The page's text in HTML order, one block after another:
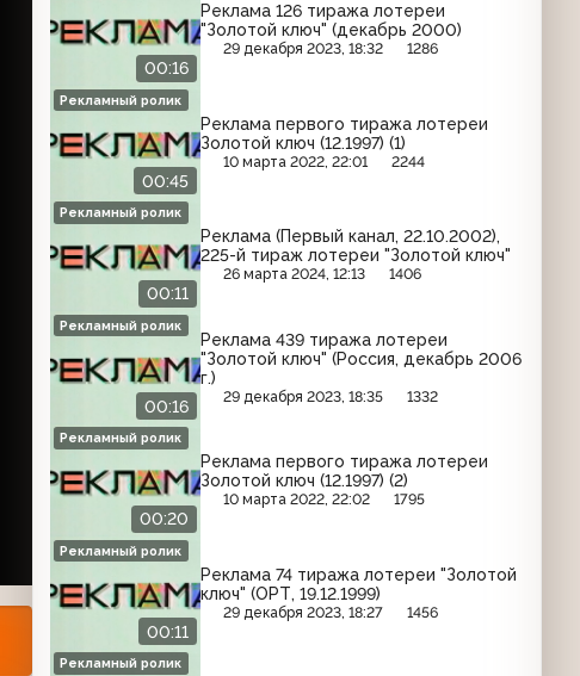
00:16
Реклама 126 тиража лотереи
"Золотой ключ" (декабрь 2000)
29 декабря 2023, 18:32 1286
00:45
Реклама первого тиража лотереи
Золотой ключ (12.1997) (1)
10 марта 2022, 22:01 2244
Рекламный ролик
00:11
Реклама (Первый канал, 22.10.2002),
225-й тираж лотереи "Золотой ключ"
26 марта 2024, 12:13 1406
Рекламный ролик
00:16
Реклама 439 тиража лотереи
"Золотой ключ" (Россия, декабрь 2006
г.)
29 декабря 2023, 18:35 1332
Рекламный ролик
00:20
Реклама первого тиража лотереи
Золотой ключ (12.1997) (2)
10 марта 2022, 22:02 1795
Рекламный ролик
00:11
Реклама 74 тиража лотереи "Золотой
ключ" (ОРТ, 19.12.1999)
29 декабря 2023, 18:27 1456
Рекламный ролик
Рекламный ролик